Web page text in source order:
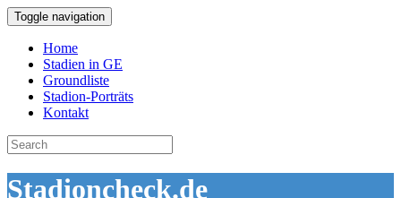
Toggle navigation
Home
Stadien in GE
Groundliste
Stadion-Porträts
Kontakt
Search
for:
Stadioncheck.de